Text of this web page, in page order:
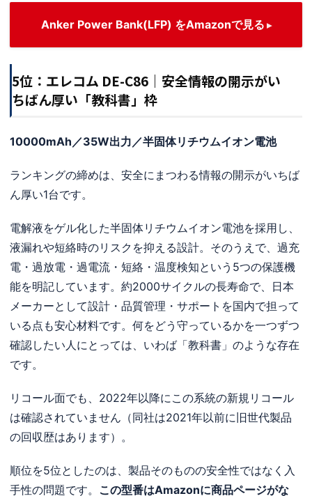
Anker Power Bank(LFP) をAmazonで見る
5位：エレコム DE-C86｜安全情報の開示がい
ちばん厚い「教科書」枠
10000mAh／35W出力／半固体リチウムイオン電池
ランキングの締めは、安全にまつわる情報の開示がいちば
ん厚い1台です。
電解液をゲル化した半固体リチウムイオン電池を採用し、
液漏れや短絡時のリスクを抑える設計。そのうえで、過充
電・過放電・過電流・短絡・温度検知という5つの保護機
能を明記しています。約2000サイクルの長寿命で、日本
メーカーとして設計・品質管理・サポートを国内で担って
いる点も安心材料です。何をどう守っているかを一つずつ
確認したい人にとっては、いわば「教科書」のような存在
です。
リコール面でも、2022年以降にこの系統の新規リコール
は確認されていません（同社は2021年以前に旧世代製品
の回収歴はあります）。
順位を5位としたのは、製品そのものの安全性ではなく入
手性の問題です。 この型番はAmazonに商品ページがな